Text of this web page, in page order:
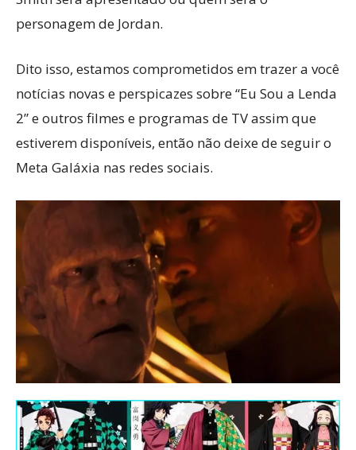
personagem de Jordan.
Dito isso, estamos comprometidos em trazer a você
notícias novas e perspicazes sobre “Eu Sou a Lenda
2” e outros filmes e programas de TV assim que
estiverem disponíveis, então não deixe de seguir o
Meta Galáxia nas redes sociais.